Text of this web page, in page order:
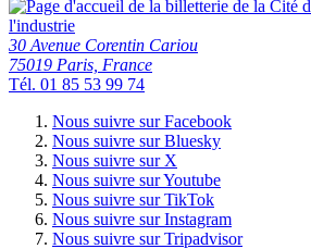
30 Avenue Corentin Cariou
75019 Paris, France
Tél. 01 85 53 99 74
Nous suivre sur Facebook
Nous suivre sur Bluesky
Nous suivre sur X
Nous suivre sur Youtube
Nous suivre sur TikTok
Nous suivre sur Instagram
Nous suivre sur Tripadvisor